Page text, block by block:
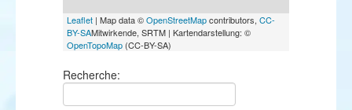
Leaflet | Map data ©OpenStreetMapcontributors, CC-
BY-SAMitwirkende, SRTM | Kartendarstellung: ©
OpenTopoMap (CC-BY-SA)
Recherche: